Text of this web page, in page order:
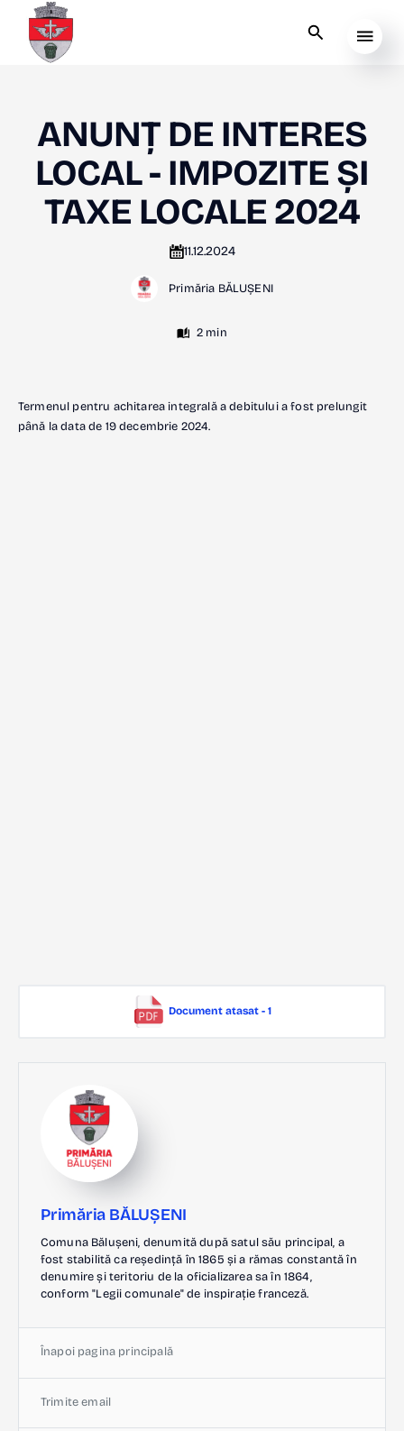
ANUNȚ DE INTERES
LOCAL - IMPOZITE ȘI
TAXE LOCALE 2024
11.12.2024
Primăria BĂLUȘENI
2 min
Termenul pentru achitarea integrală a debitului a fost prelungit
până la data de 19 decembrie 2024.
Document atasat - 1
Primăria BĂLUȘENI
Comuna Bălușeni, denumită după satul său principal, a
fost stabilită ca reședință în 1865 și a rămas constantă în
denumire și teritoriu de la oficializarea sa în 1864,
conform "Legii comunale" de inspirație franceză.
Înapoi pagina principală
Trimite email